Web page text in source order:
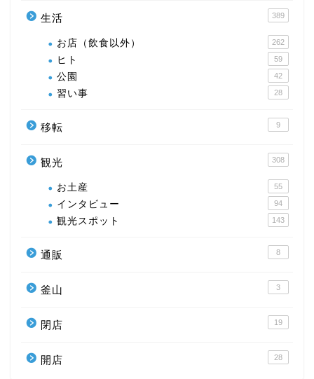
生活 389
お店（飲食以外） 262
ヒト 59
公園 42
習い事 28
移転 9
観光 308
お土産 55
インタビュー 94
観光スポット 143
通販 8
釜山 3
閉店 19
開店 28